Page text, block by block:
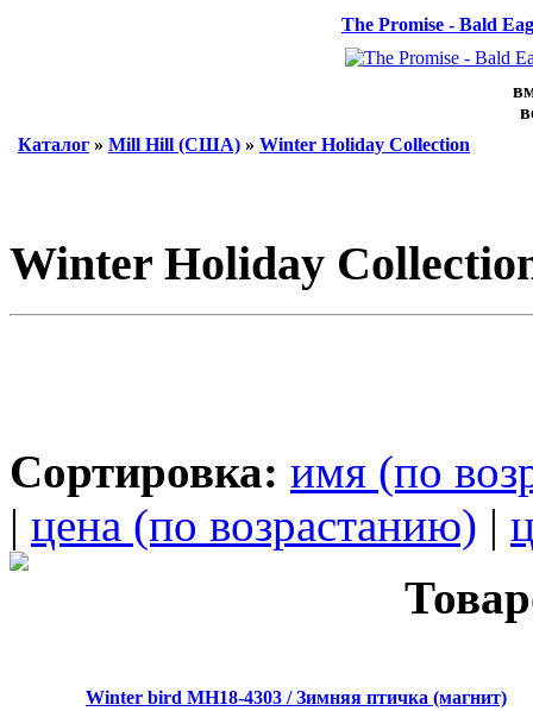
The Promise - Bald
Каталог » Mill Hill (США) » Winter Holiday Collection
Winter Holiday
Сортировка: имя (по
| цена (по возрастанию) |
Winter bird MH18-4303 / Зимняя птичка (магнит)